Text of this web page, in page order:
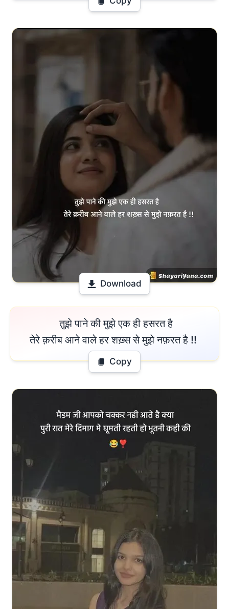
Download
तुझे पाने की मुझे एक ही हसरत है
तेरे क़रीब आने वाले हर शख़्स से मुझे नफ़रत है !!
Copy